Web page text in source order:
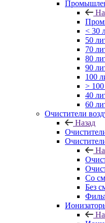
< 30
50
70
80
90
100
>
40
60
Очистители
Назад
Cо
Без